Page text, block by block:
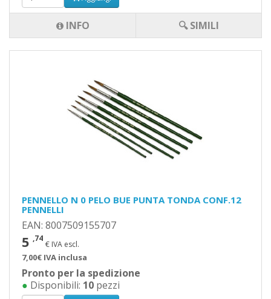
INFO 🔍 SIMILI
PENNELLO N 0 PELO BUE PUNTA TONDA CONF.12
PENNELLI
EAN: 8007509155707
5 ,74
€ IVA escl.
7,00€ IVA inclusa
Pronto per la spedizione
● Disponibili: 10 pezzi